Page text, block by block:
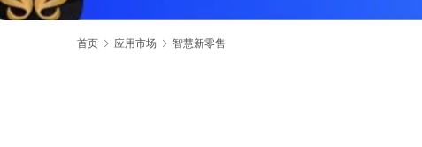
首页 应用市场 智慧新零售